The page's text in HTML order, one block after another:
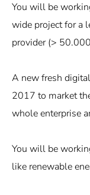
You will be
wide project for a
provider (>
A new fresh
2017 to market
whole enterprise
You will be
like renewable